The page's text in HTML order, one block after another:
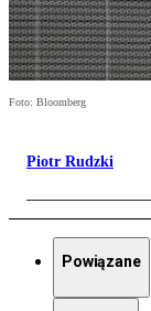
Foto: Bloomberg
Piotr Rudzki
Powiązane